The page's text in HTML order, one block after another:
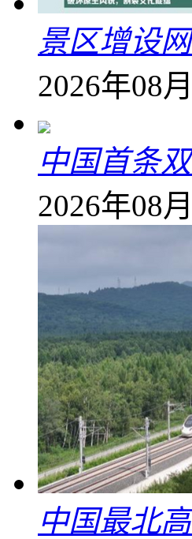
景区增设
2026年08
中国首条
2026年08
中国最北